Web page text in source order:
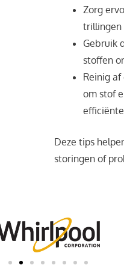
Zorg
trillingen
Gebruik
stoffen
Reinig
om stof
Deze tips
storingen of